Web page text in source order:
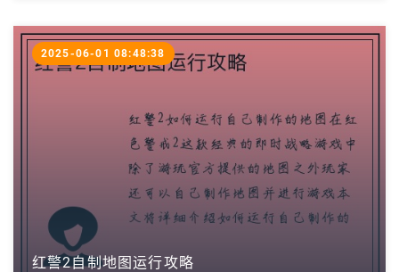
红警2自制地图运行攻略
2025-06-01 08:48:38